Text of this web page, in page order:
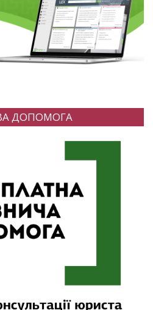
ДОПОМОГА